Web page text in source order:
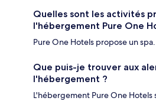
Quelles sont les activités
l'hébergement Pure One
Pure One Hotels propose un spa.
Que puis-je trouver aux
l'hébergement ?
L'hébergement Pure One Hotels